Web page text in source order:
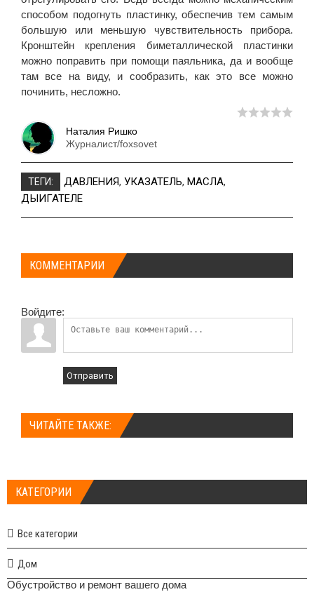
способом подогнуть пластинку, обеспечив тем самым
большую или меньшую чувствительность прибора.
Кронштейн крепления биметаллической пластинки
можно поправить при помощи паяльника, да и вообще
там все на виду, и сообразить, как это все можно
починить, несложно.
Наталия Ришко
Журналист/foxsovet
ТЕГИ: ДАВЛЕНИЯ, УКАЗАТЕЛЬ, МАСЛА,
ДЫИГАТЕЛЕ
КОММЕНТАРИИ
Войдите:
Отправить
ЧИТАЙТЕ ТАКЖЕ:
КАТЕГОРИИ
Все категории
Дом
Обустройство и ремонт вашего дома